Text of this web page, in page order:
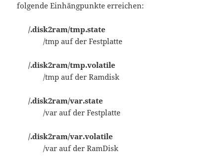
folgende Einhängpunkte erreichen:
/.disk2ram/tmp.state
/tmp auf der Festplatte
/.disk2ram/tmp.volatile
/tmp auf der Ramdisk
/.disk2ram/var.state
/var auf der Festplatte
/.disk2ram/var.volatile
/var auf der RamDisk